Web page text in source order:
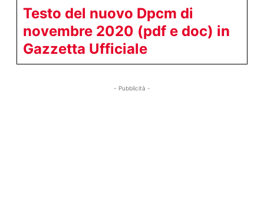
Testo del nuovo Dpcm di
novembre 2020 (pdf e doc) in
Gazzetta Ufficiale
- Pubblicità -